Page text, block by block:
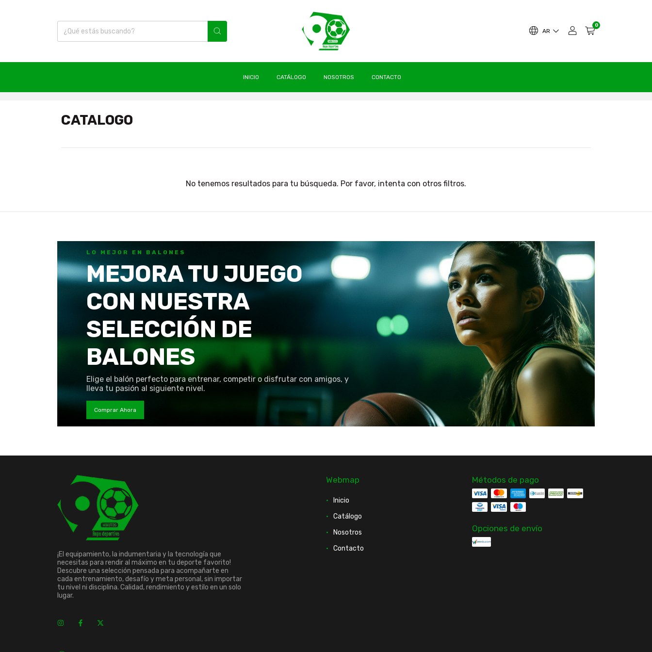
AR
0
INICIO CATÁLOGO NOSOTROS
CONTACTO
CATALOGO
No tenemos resultados para tu búsqueda. Por favor, intenta con otros filtros.
LO MEJOR EN BALONES
MEJORA TU JUEGO
CON NUESTRA
SELECCIÓN DE
BALONES
Elige el balón perfecto para entrenar, competir o disfrutar con amigos, y
lleva tu pasión al siguiente nivel.
Comprar Ahora
¡El equipamiento, la indumentaria y la tecnología que
necesitas para rendir al máximo en tu deporte favorito!
Descubre una selección pensada para acompañarte en
cada entrenamiento, desafío y meta personal, sin importar
tu nivel ni disciplina. Calidad, rendimiento y estilo en un solo
lugar.
Webmap
Inicio
Catálogo
Nosotros
Contacto
Métodos de pago
Opciones de envío